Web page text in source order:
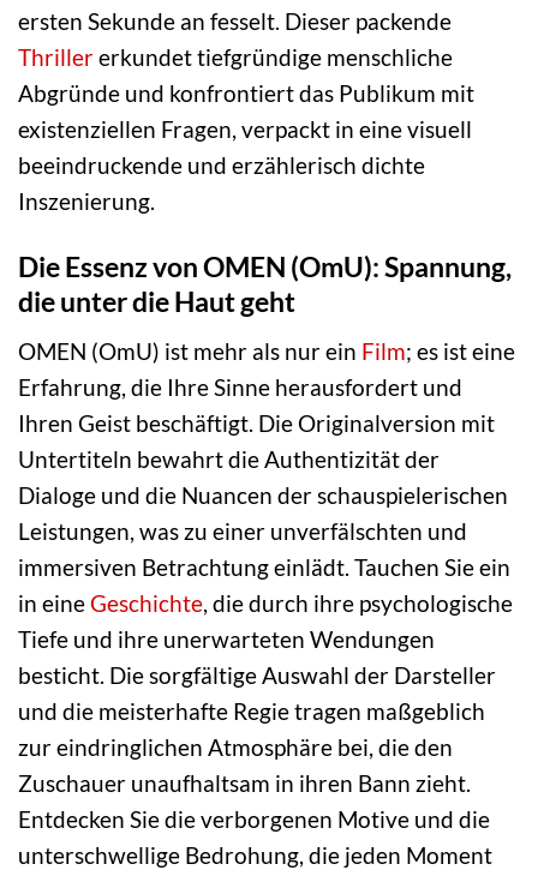
ersten Sekunde an fesselt. Dieser packende
Thrillererkundet tiefgründige menschliche
Abgründe und konfrontiert das Publikum mit
existenziellen Fragen, verpackt in eine visuell
beeindruckende und erzählerisch dichte
Inszenierung.
Die Essenz von OMEN (OmU): Spannung,
die unter die Haut geht
OMEN (OmU) ist mehr als nur ein Film; es ist eine
Erfahrung, die Ihre Sinne herausfordert und
Ihren Geist beschäftigt. Die Originalversion mit
Untertiteln bewahrt die Authentizität der
Dialoge und die Nuancen der schauspielerischen
Leistungen, was zu einer unverfälschten und
immersiven Betrachtung einlädt. Tauchen Sie ein
in eineGeschichte , die durch ihre psychologische
Tiefe und ihre unerwarteten Wendungen
besticht. Die sorgfältige Auswahl der Darsteller
und die meisterhafte Regie tragen maßgeblich
zur eindringlichen Atmosphäre bei, die den
Zuschauer unaufhaltsam in ihren Bann zieht.
Entdecken Sie die verborgenen Motive und die
unterschwellige Bedrohung, die jeden Moment